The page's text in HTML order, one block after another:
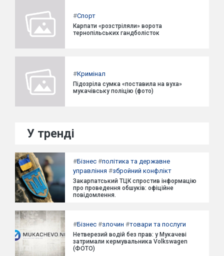
#Спорт
Карпати «розстріляли» ворота
тернопільських гандболісток
#Кримінал
Підозріла сумка «поставила на вуха»
мукачівську поліцію (фото)
У тренді
#Бізнес #політика та державне
управління #збройний конфлікт
Закарпатський ТЦК спростив інформацію
про проведення обшуків: офіційне
повідомлення.
#Бізнес #злочин #товари та послуги
Нетверезий водій без прав: у Мукачеві
затримали кермувальника Volkswagen
(ФОТО)